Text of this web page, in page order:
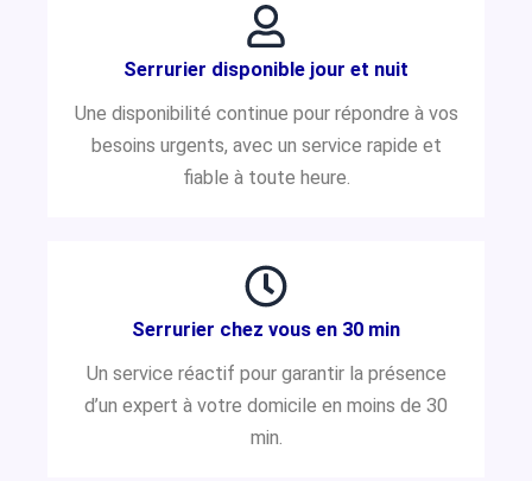
Serrurier disponible jour et nuit
Une disponibilité continue pour répondre à vos
besoins urgents, avec un service rapide et
fiable à toute heure.
Serrurier chez vous en 30 min
Un service réactif pour garantir la présence
d’un expert à votre domicile en moins de 30
min.